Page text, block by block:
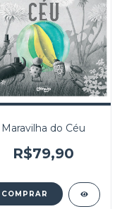
Maravilha do Céu
R$79,90